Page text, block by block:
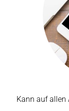
Kann auf allen